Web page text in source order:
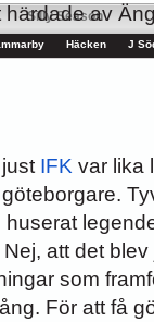
av
inför
IFK var lika
att det
som
För att få